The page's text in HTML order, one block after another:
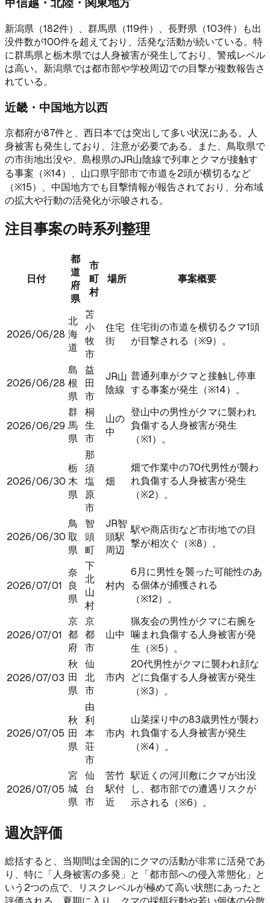
新潟県（182件）、群馬県（119件）、長野県（103件）も出
没件数が100件を超えており、活発な活動が続いている。特
に群馬県と栃木県では人身被害が発生しており、警戒レベル
は高い。新潟県では都市部や学校周辺での目撃が複数報告さ
れている。
近畿・中国地方以西
京都府が87件と、西日本では突出して多い状況にある。人
身被害も発生しており、注意が必要である。また、鳥取県で
の市街地出没や、島根県のJR山陰線で列車とクマが接触す
る事案（※14）、山口県宇部市で市道を2頭が横切るなど
（※15）、中国地方でも目撃情報が報告されており、分布域
の拡大や行動の活発化が示唆される。
注目事案の時系列整理
日付
都
道
府
県
市
町
村
場所 事案概要
2026/06/28
北
海
道
苫
小
牧
市
住宅
街
住宅街の市道を横切るクマ1頭
が目撃される（※9）。
2026/06/28
島
根
県
益
田
市
JR山
陰線
普通列車がクマと接触し停車
する事案が発生（※14）。
2026/06/29
群
馬
県
桐
生
市
山の
中
登山中の男性がクマに襲われ
負傷する人身被害が発生
（※1）。
2026/06/30
栃
木
県
那
須
塩
原
市
畑
畑で作業中の70代男性が襲わ
れ負傷する人身被害が発生
（※2）。
2026/06/30
鳥
取
県
智
頭
町
JR智
頭駅
周辺
駅や商店街など市街地での目
撃が相次ぐ（※8）。
2026/07/01
奈
良
県
下
北
山
村
村内
6月に男性を襲った可能性のあ
る個体が捕獲される
（※12）。
2026/07/01
京
都
府
京
都
市
山中
猟友会の男性がクマに右腕を
噛まれ負傷する人身被害が発
生（※5）。
2026/07/03
秋
田
県
仙
北
市
市内
20代男性がクマに襲われ顔な
どに負傷する人身被害が発生
（※3）。
2026/07/05
秋
田
県
由
利
本
荘
市
市内
山菜採り中の83歳男性が襲わ
れ負傷する人身被害が発生
（※4）。
2026/07/05
宮
城
県
仙
台
市
苦竹
駅付
近
駅近くの河川敷にクマが出没
し、都市部での遭遇リスクが
示される（※6）。
週次評価
総括すると、当期間は全国的にクマの活動が非常に活発であ
り、特に「人身被害の多発」と「都市部への侵入常態化」と
いう2つの点で、リスクレベルが極めて高い状態にあったと